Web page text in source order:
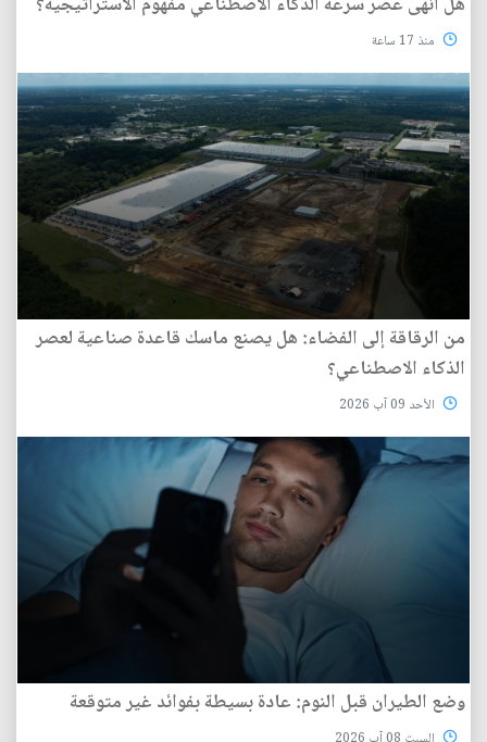
منذ 17 ساعة
من الرقاقة إلى الفضاء: هل يصنع ماسك قاعدة صناعية لعصر
الذكاء الاصطناعي؟
الأحد 09 آب 2026
وضع الطيران قبل النوم: عادة بسيطة بفوائد غير متوقعة